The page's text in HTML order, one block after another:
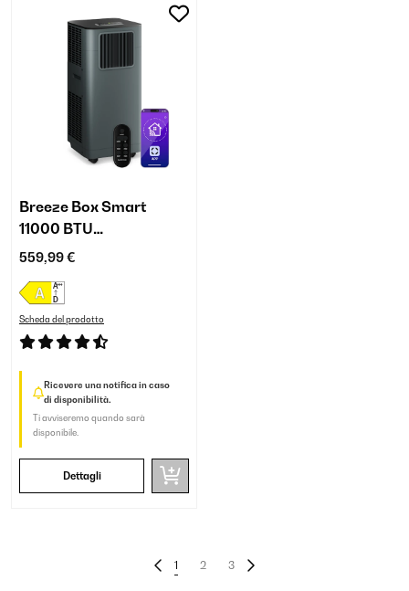
Breeze Box Smart
11000 BTU
Condizionatore
559,99 €
Scheda del prodotto
Ricevere una notifica in caso
di disponibilità.
Ti avviseremo quando sarà
disponibile.
Dettagli
1 2 3